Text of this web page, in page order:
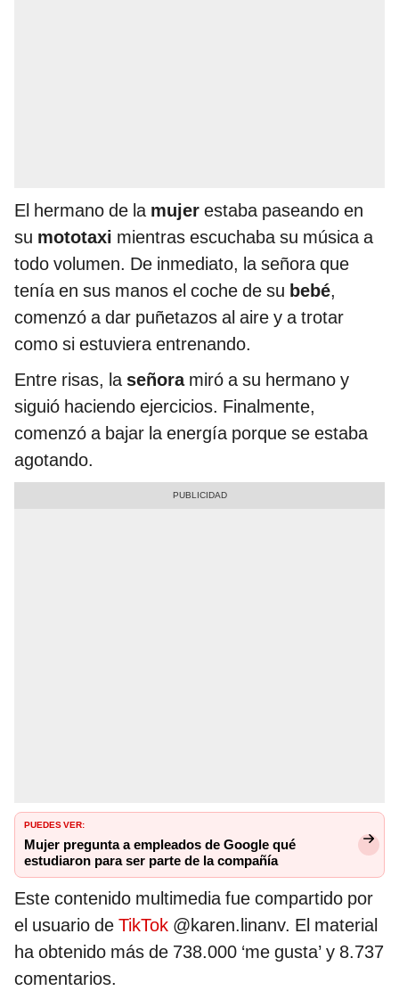
El hermano de la mujer estaba paseando en
su mototaxi mientras escuchaba su música a
todo volumen. De inmediato, la señora que
tenía en sus manos el coche de su bebé,
comenzó a dar puñetazos al aire y a trotar
como si estuviera entrenando.
Entre risas, la señoramiró a su hermano y
siguió haciendo ejercicios. Finalmente,
comenzó a bajar la energía porque se estaba
agotando.
PUEDES VER:
Mujer pregunta a empleados de Google qué
estudiaron para ser parte de la compañía
Este contenido multimedia fue compartido por
el usuario de TikTok @karen.linanv. El material
ha obtenido más de 738.000 ‘me gusta’ y 8.737
comentarios.